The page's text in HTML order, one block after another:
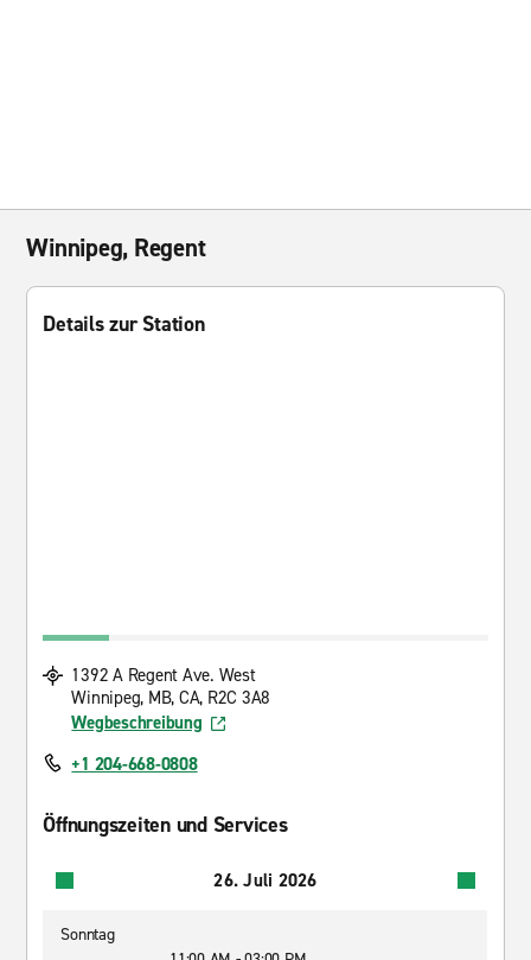
Winnipeg, Regent
Details zur Station
1392 A Regent Ave. West
Winnipeg, MB, CA, R2C 3A8
Wegbeschreibung
+1 204-668-0808
Öffnungszeiten und Services
26. Juli 2026
Sonntag